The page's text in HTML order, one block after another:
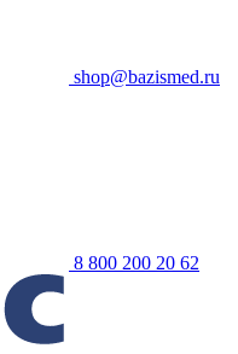
shop@bazismed.ru
8 800 200 20 62